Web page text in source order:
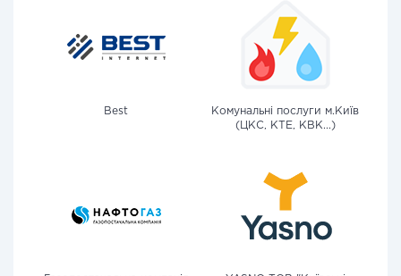
Best
Комунальні послуги м.Київ
(ЦКС, КТЕ, КВК...)